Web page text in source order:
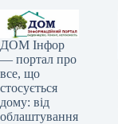
ДОМ Інфор
— портал про
все, що
стосується
дому: від
облаштування